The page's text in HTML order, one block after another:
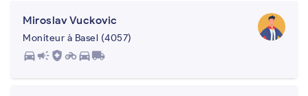
Miroslav Vuckovic
Moniteur à Basel (4057)
directions_carcampaign health_and_safety motorcycledirections_carlocal_shipping